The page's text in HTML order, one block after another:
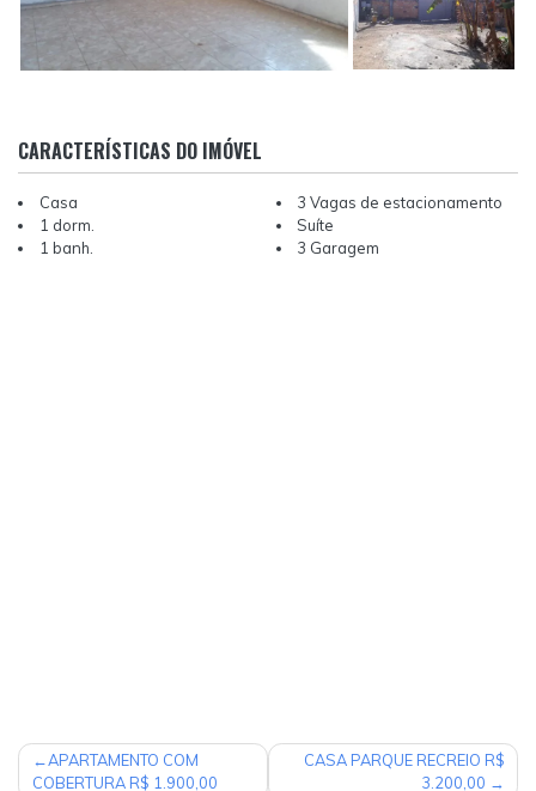
CARACTERÍSTICAS DO IMÓVEL
Casa
1 dorm.
1 banh.
3 Vagas de estacionamento
Suíte
3 Garagem
NAVEGAÇÃO
APARTAMENTO COM
COBERTURA R$ 1.900,00
CASA PARQUE RECREIO R$
3.200,00